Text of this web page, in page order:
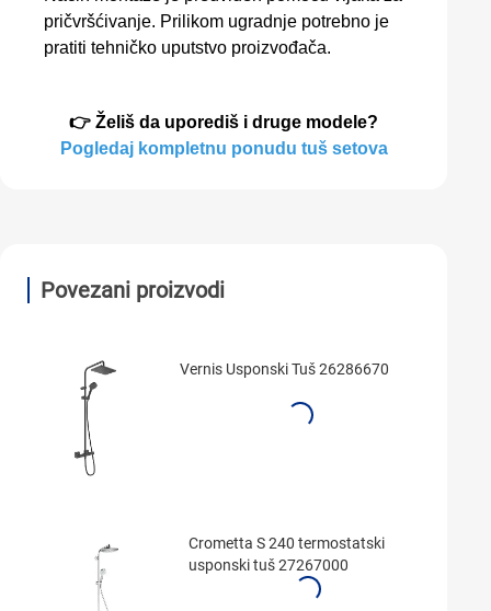
pričvršćivanje. Prilikom ugradnje potrebno je
pratiti tehničko uputstvo proizvođača.
👉 Želiš da uporediš i druge modele?
Pogledaj kompletnu ponudu tuš setova
Povezani proizvodi
Vernis Usponski Tuš 26286670
Crometta S 240 termostatski
usponski tuš 27267000